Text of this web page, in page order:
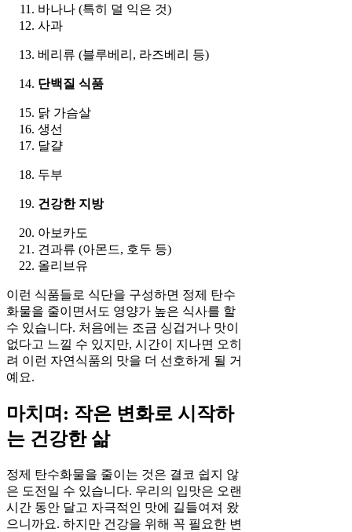
바나나 (특히 덜 익은 것)
사과
베리류 (블루베리, 라즈베리 등)
단백질 식품
닭 가슴살
생선
달걀
두부
건강한 지방
아보카도
견과류 (아몬드, 호두 등)
올리브유
이런 식품들로 식단을 구성하면 정제 탄수
화물을 줄이면서도 영양가 높은 식사를 할
수 있습니다. 처음에는 조금 싱겁거나 맛이
없다고 느낄 수 있지만, 시간이 지나면 오히
려 이런 자연식품의 맛을 더 선호하게 될 거
예요.
마치며: 작은 변화로 시작하
는 건강한 삶
정제 탄수화물을 줄이는 것은 결코 쉽지 않
은 도전일 수 있습니다. 우리의 입맛은 오랜
시간 동안 달고 자극적인 맛에 길들여져 왔
으니까요. 하지만 건강을 위해 꼭 필요한 변